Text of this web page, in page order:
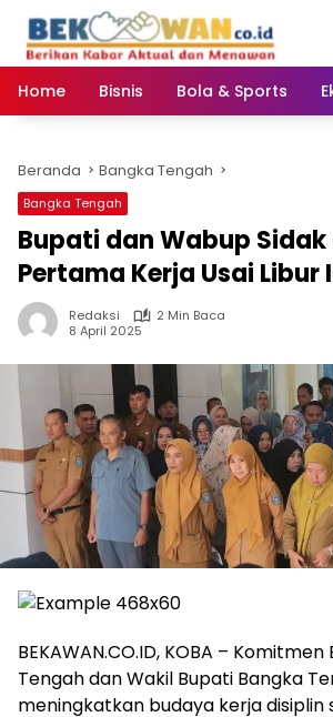
konten
Home
Bisnis Bola & Sports
Beranda Bangka Tengah
Bangka Tengah
Bupati dan Wabup Sidak
Pertama Kerja Usai Libur
Redaksi
2 Min Baca
8 April 2025
BEKAWAN.CO.ID, KOBA –
Tengah dan Wakil Bupati Bangka
meningkatkan budaya kerja